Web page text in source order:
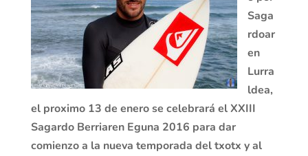
Saga
rdoar
en
Lurra
ldea,
el proximo 13 de enero se celebrará el XXIII
Sagardo Berriaren Eguna 2016 para dar
comienzo a la nueva temporada del txotx y al